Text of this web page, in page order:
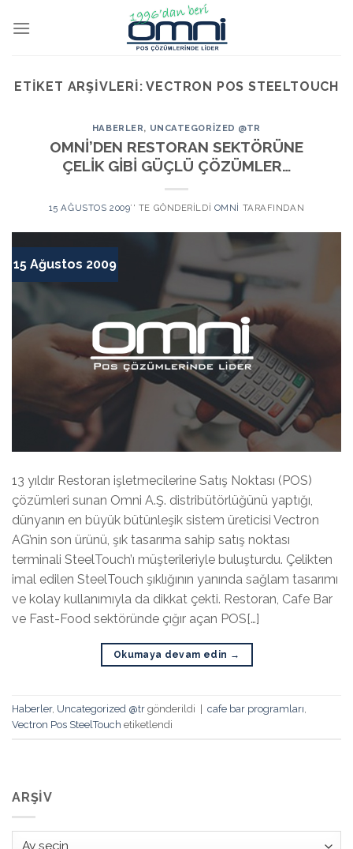
ETIKET ARŞIVLERI:VECTRON POS STEELTOUCH
HABERLER, UNCATEGORIZED @TR
OMNİ’DEN RESTORAN SEKTÖRÜNE
ÇELİK GİBİ GÜÇLÜ ÇÖZÜMLER…
15 AĞUSTOS 2009’' TE GÖNDERILDI OMNI TARAFINDAN
15 Ağustos 2009
13 yıldır Restoran işletmecilerine Satış Noktası (POS)
çözümleri sunan Omni A.Ş. distribütörlüğünü yaptığı,
dünyanın en büyük bütünleşik sistem üreticisi Vectron
AG’nin son ürünü, şık tasarıma sahip satış noktası
terminali SteelTouch’ı müşterileriyle buluşturdu. Çelikten
imal edilen SteelTouch şıklığının yanında sağlam tasarımı
ve kolay kullanımıyla da dikkat çekti. Restoran, Cafe Bar
ve Fast-Food sektöründe çığır açan POS[…]
Okumaya devam edin →
Haberler, Uncategorized @tr gönderildi | cafe bar programları
Vectron Pos SteelTouch etiketlendi
ARŞIV
Arşiv